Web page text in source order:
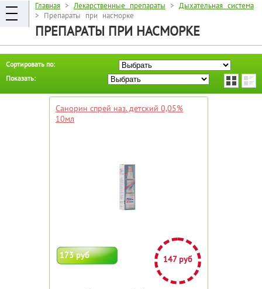
Главная > Лекарственные препараты > Дыхательная система
> Препараты при насморке
ПРЕПАРАТЫ ПРИ НАСМОРКЕ
Сортировать по:
Показать:
Санорин спрей наз. детский 0,05%
10мл
173 руб 147 руб